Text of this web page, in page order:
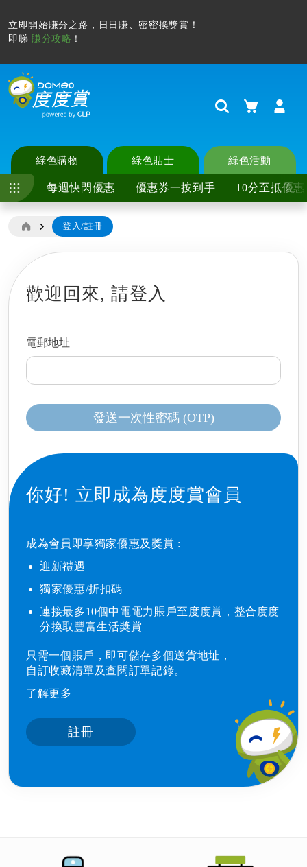
立即開始賺分之路，日日賺、密密換獎賞！
即睇 賺分攻略 ！
Search購物車
綠色購物
每週快閃優惠 優惠券一按到手 10分至抵優惠
綠色貼士 綠色活動
登入/註冊
歡迎回來, 請登入
電郵地址
發送一次性密碼 (OTP)
你好! 立即成為度度賞會員
成為會員即享獨家優惠及獎賞 : ​
迎新禮遇​
獨家優惠/折扣碼​
連接最多10個中電電力賬戶至度度賞，整合度度
分換取豐富生活奬賞
只需一個賬戶，即可儲存多個送貨地址，
自訂收藏清單及查閱訂單記錄。
了解更多
註冊